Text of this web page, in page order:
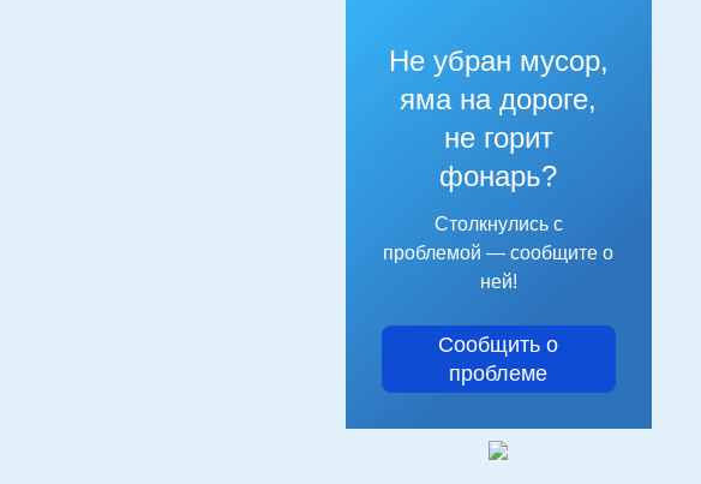
Не убран мусор,
яма на дороге,
не горит
фонарь?
Столкнулись с
проблемой — сообщите о
ней!
Сообщить о
проблеме